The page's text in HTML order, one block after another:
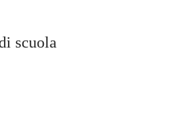
scuola